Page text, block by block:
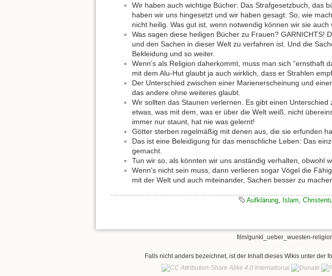
Wir haben auch wichtige Bücher: Das Strafgesetzbuch, das
haben wir uns hingesetzt und wir haben gesagt: So, wie
nicht heilig. Was gut ist, wenn notwendig können wir sie auch
Was sagen diese heiligen Bücher zu Frauen? GARNICHTS!
und den Sachen in dieser Welt zu verfahren ist. Und die
Bekleidung und so weiter.
Wenn’s als Religion daherkommt, muss man sich “ernsthaft
mit dem Alu-Hut glaubt ja auch wirklich, dass er Strahlen
Der Unterschied zwischen einer Marienerscheinung und
das andere ohne weiteres glaubt.
Wir sollten das Staunen verlernen. Es gibt einen Unterschied
etwas, was mit dem, was er über die Welt weiß, nicht
immer nur staunt, hat nie was gelernt!
Götter sterben regelmäßig mit denen aus, die sie erfunden
Das ist eine Beleidigung für das menschliche Leben: Das
gemacht.
Tun wir so, als könnten wir uns anständig verhalten, obwohl
Wenn’s nicht sein muss, dann verlieren sogar Vögel die
mit der Welt und auch miteinander, Sachen besser zu
Aufklärung, Islam,
film/gunkl_ueber_wuesten-
Falls nicht anders bezeichnet, ist der Inhalt dieses Wikis unter der